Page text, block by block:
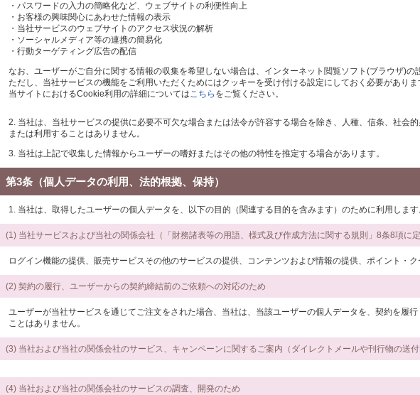
・パスワードの入力の簡略化など、ウェブサイトの利便性向上
・お客様の興味関心にあわせた情報の表示
・当社サービスのウェブサイトのアクセス状況の解析
・ソーシャルメディア等の連携の簡易化
・行動ターゲティング広告の配信
なお、ユーザーがご自分に関する情報の収集を希望しない場合は、インターネット閲覧ソフト(ブラウザ)
ただし、当社サービスの機能をご利用いただくためにはクッキーを受け付ける設定にしておく必要がありま
当サイトにおけるCookie利用の詳細についてはこちら をご覧ください。
2. 当社は、当社サービスの提供に必要不可欠な場合または法令が許容する場合を除き、人種、信条、社
または利用することはありません。
3. 当社は上記で収集した情報からユーザーの嗜好またはその他の特性を推定する場合があります。
第3条（個人データの利用、法的根拠、保持）
1. 当社は、取得したユーザーの個人データを、以下の目的（関連する目的を含みます）のために利用します
(1) 当社サービスおよび当社の関係会社（「財務諸表等の用語、様式及び作成方法に関する規則」8条8項
ログイン機能の提供、販売サービスその他のサービスの提供、コンテンツおよび情報の提供、ポイント・
(2) 契約の履行、ユーザーからの契約締結前のご依頼への対応のため
ユーザーが当社サービスを通じてご注文をされた場合、当社は、当該ユーザーの個人データを、契約を
ことはありません。
(3) 当社および当社の関係会社のサービス、キャンペーンに関するご案内（ダイレクトメールや刊行物の送
(4) 当社および当社の関係会社のサービスの調査、開発のため